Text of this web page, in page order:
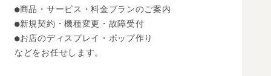
●商品・サービス・料金プランのご案内
●新規契約・機種変更・故障受付
●お店のディスプレイ・ポップ作り
などをお任せします。